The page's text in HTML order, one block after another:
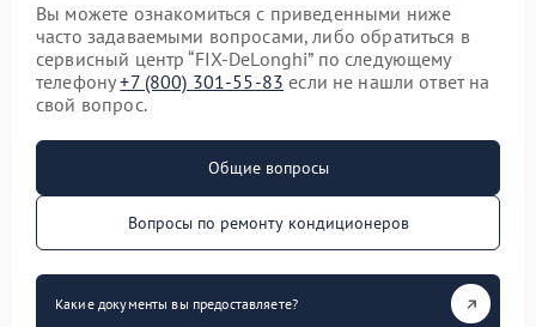
Вы можете ознакомиться с приведенными ниже
часто задаваемыми вопросами, либо обратиться в
сервисный центр “FIX-DeLonghi” по следующему
телефону+7 (800) 301-55-83 если не нашли ответ на
свой вопрос.
Общие вопросы
Вопросы по ремонту кондиционеров
Какие документы вы предоставляете?